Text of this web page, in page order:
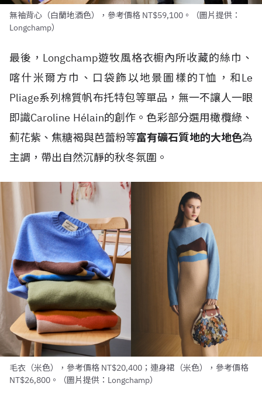
無袖背心（白蘭地酒色），參考價格 NT$59,100。（圖片提供：
Longchamp）
最後，Longchamp遊牧風格衣櫥內所收藏的絲巾、
喀什米爾方巾、口袋飾以地景圖樣的T恤，和Le
Pliage系列棉質帆布托特包等單品，無一不讓人一眼
即識Caroline Hélain的創作。色彩部分選用橄欖綠、
薊花紫、焦糖褐與芭蕾粉等富有礦石質地的大地色為
主調，帶出自然沉靜的秋冬氛圍。
毛衣（米色），參考價格 NT$20,400；連身裙（米色），參考價格
NT$26,800。（圖片提供：Longchamp）